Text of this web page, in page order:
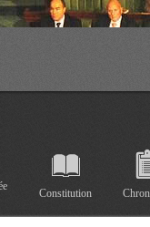
Constitution